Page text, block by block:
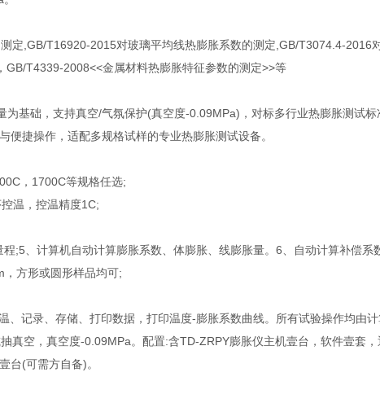
定,GB/T16920-2015对玻璃平均线热膨胀系数的测定,GB/T3074.4-2016
T4339-2008<<金属材料热膨胀特征参数的测定>>等
为基础，支持真空/气氛保护(真空度-0.09MPa)，对标多行业热膨胀测试
便捷操作，适配多规格试样的专业热膨胀测试设备。
，1700C等规格任选;
温，控温精度1C;
;5、计算机自动计算膨胀系数、体膨胀、线膨胀量。6、自动计算补偿系
方形或圆形样品均可;
、记录、存储、打印数据，打印温度-膨胀系数曲线。所有试验操作均由
真空，真空度-0.09MPa。配置:含TD-ZRPY膨胀仪主机壹台，软件壹套
台(可需方自备)。